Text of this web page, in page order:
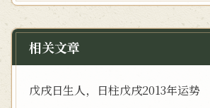
相关文章
戊戌日生人，日柱戊戌2013年运势